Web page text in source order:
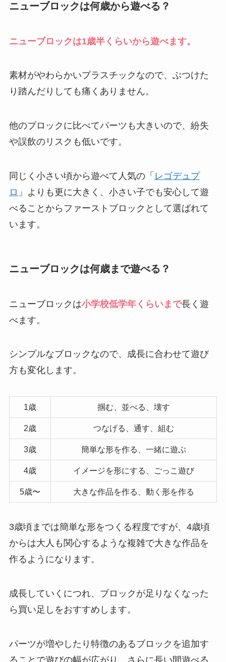
ニューブロックは何歳から遊べる？
ニューブロックは1歳半くらいから遊べます。
素材がやわらかいプラスチックなので、ぶつけた
り踏んだりしても痛くありません。
他のブロックに比べてパーツも大きいので、紛失
や誤飲のリスクも低いです。
同じく小さい頃から遊べて人気の「 レゴデュプ
ロ 」よりも更に大きく、小さい子でも安心して遊
べることからファーストブロックとして選ばれて
います。
ニューブロックは何歳まで遊べる？
ニューブロックは小学校低学年くらいまで長く遊
べます。
シンプルなブロックなので、成長に合わせて遊び
方も変化します。
1歳 掴む、並べる、壊す
2歳 つなげる、通す、組む
3歳 簡単な形を作る、一緒に遊ぶ
4歳 イメージを形にする、ごっこ遊び
5歳〜 大きな作品を作る、動く形を作る
3歳頃までは簡単な形をつくる程度ですが、4歳頃
からは大人も関心するような複雑で大きな作品を
作るようになります。
成長していくにつれ、ブロックが足りなくなった
ら買い足しをおすすめします。
パーツが増やしたり特徴のあるブロックを追加す